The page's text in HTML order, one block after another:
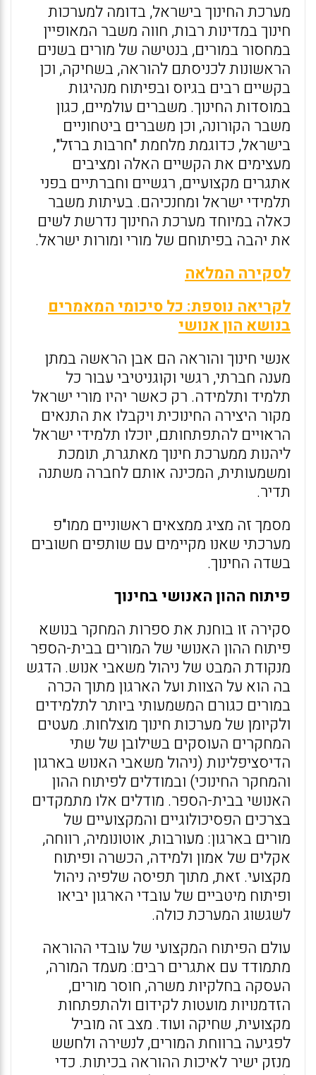
מערכת החינוך בישראל, בדומה למערכות
חינוך במדינות רבות, חווה משבר המאופיין
במחסור במורים, בנטישה של מורים בשנים
הראשונות לכניסתם להוראה, בשחיקה, וכן
בקשיים רבים בגיוס ובפיתוח מנהיגות
במוסדות החינוך. משברים עולמיים, כגון
משבר הקורונה, וכן משברים ביטחוניים
בישראל, כדוגמת מלחמת "חרבות ברזל",
מעצימים את הקשיים האלה ומציבים
אתגרים מקצועיים, רגשיים וחברתיים בפני
תלמידי ישראל ומחנכיהם. בעיתות משבר
כאלה במיוחד מערכת החינוך נדרשת לשים
את יהבה בפיתוחם של מורי ומורות ישראל.
לסקירה המלאה
לקריאה נוספת: כל סיכומי המאמרים
בנושא הון אנושי
אנשי חינוך והוראה הם אבן הראשה במתן
מענה חברתי, רגשי וקוגניטיבי עבור כל
תלמיד ותלמידה. רק כאשר יהיו מורי ישראל
מקור היצירה החינוכית ויקבלו את התנאים
הראויים להתפתחותם, יוכלו תלמידי ישראל
ליהנות ממערכת חינוך מאתגרת, תומכת
ומשמעותית, המכינה אותם לחברה משתנה
תדיר.
מסמך זה מציג ממצאים ראשוניים ממו"פ
מערכתי שאנו מקיימים עם שותפים חשובים
בשדה החינוך.
פיתוח ההון האנושי בחינוך
סקירה זו בוחנת את ספרות המחקר בנושא
פיתוח ההון האנושי של המורים בבית-הספר
מנקודת המבט של ניהול משאבי אנוש. הדגש
בה הוא על הצוות ועל הארגון מתוך הכרה
במורים כגורם המשמעותי ביותר לתלמידים
ולקיומן של מערכות חינוך מוצלחות. מעטים
המחקרים העוסקים בשילובן של שתי
הדיסציפלינות (ניהול משאבי האנוש בארגון
והמחקר החינוכי) ובמודלים לפיתוח ההון
האנושי בבית-הספר. מודלים אלו מתמקדים
בצרכים הפסיכולוגיים והמקצועיים של
מורים בארגון: מעורבות, אוטונומיה, רווחה,
אקלים של אמון ולמידה, הכשרה ופיתוח
מקצועי. זאת, מתוך תפיסה שלפיה ניהול
ופיתוח מיטביים של עובדי הארגון יביאו
לשגשוג המערכת כולה.
עולם הפיתוח המקצועי של עובדי ההוראה
מתמודד עם אתגרים רבים: מעמד המורה,
העסקה בחלקיות משרה, חוסר מורים,
הזדמנויות מועטות לקידום ולהתפתחות
מקצועית, שחיקה ועוד. מצב זה מוביל
לפגיעה ברווחת המורים, לנשירה ולחשש
מנזק ישיר לאיכות ההוראה בכיתות. כדי